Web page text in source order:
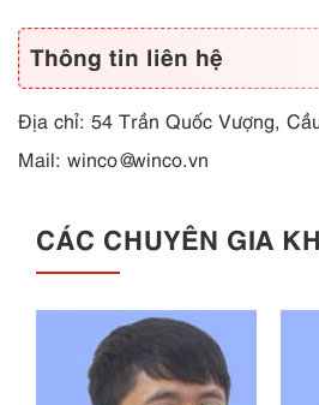
Thông tin liên hệ
Địa chỉ: 54 Trần Quốc Vượng,
Mail: winco@winco.vn
CÁC CHUYÊN GIA